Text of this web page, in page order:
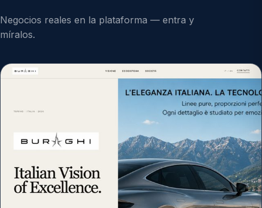
Negocios reales en la plataforma — entra y
míralos.